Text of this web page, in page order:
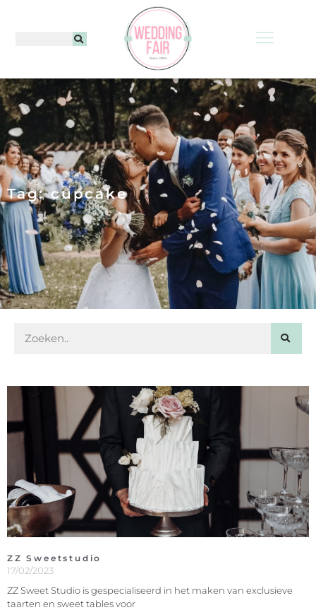
Tag: cupcake
ZZ Sweetstudio
17/02/2023
ZZ Sweet Studio is gespecialiseerd in het maken van exclusieve
taarten en sweet tables voor